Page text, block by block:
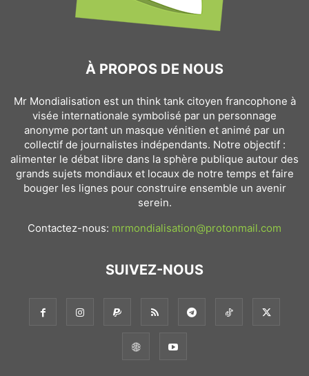
À PROPOS DE NOUS
Mr Mondialisation est un think tank citoyen francophone à
visée internationale symbolisé par un personnage
anonyme portant un masque vénitien et animé par un
collectif de journalistes indépendants. Notre objectif :
alimenter le débat libre dans la sphère publique autour des
grands sujets mondiaux et locaux de notre temps et faire
bouger les lignes pour construire ensemble un avenir
serein.
Contactez-nous: mrmondialisation@protonmail.com
SUIVEZ-NOUS